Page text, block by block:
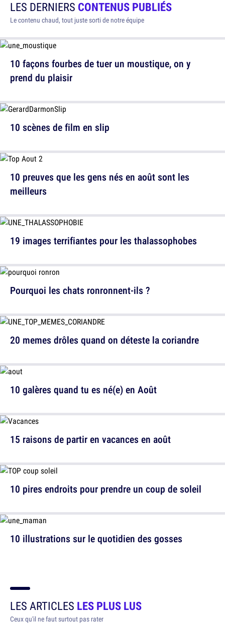
LES DERNIERS CONTENUS PUBLIÉS
Le contenu chaud, tout juste sorti de notre équipe
10 façons fourbes de tuer un moustique, on y
prend du plaisir
10 preuves que les gens nés en août sont les
meilleurs
Pourquoi les chats ronronnent-ils ?
10 galères quand tu es né(e) en Août
10 pires endroits pour prendre un coup de soleil
10 scènes de film en slip
19 images terrifiantes pour les thalassophobes
20 memes drôles quand on déteste la coriandre
15 raisons de partir en vacances en août
10 illustrations sur le quotidien des gosses
LES ARTICLES LES PLUS LUS
Ceux qu'il ne faut surtout pas rater